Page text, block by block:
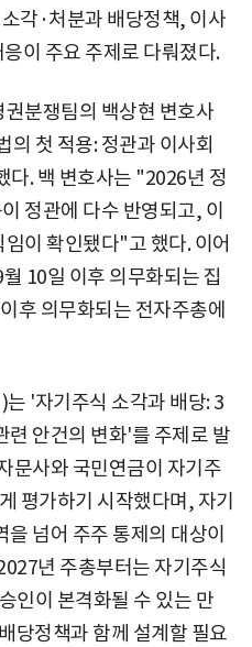
각·처분과 배당정책, 이사
이 주요 주제로 다뤄졌다.
분쟁팀의 백상현 변호사
첫 적용: 정관과 이사회
다. 백 변호사는 "2026년 정
정관에 다수 반영되고, 이
이 확인됐다"고 했다. 이어
10일 이후 의무화되는 집
후 의무화되는 전자주총에
'자기주식 소각과 배당: 3
련 안건의 변화'를 주제로 발
문사와 국민연금이 자기주
평가하기 시작했다며, 자기
넘어 주주 통제의 대상이
년 주총부터는 자기주식
인이 본격화될 수 있는 만
당정책과 함께 설계할 필요